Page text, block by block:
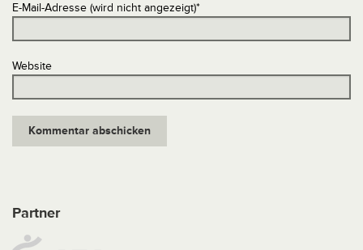
E-Mail-Adresse (wird nicht angezeigt)*
Website
Partner